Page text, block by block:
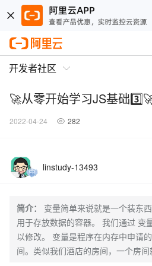
开发者社区
🚀从零开始学习JS基础
2022-04-24 282
linstudy-13493
简介：
变量简单来说就是一个装东
用于存放数据的容器。 我们通过 变
以修改。 变量是程序在内存中申请
间。类似我们酒店的房间，一个房间